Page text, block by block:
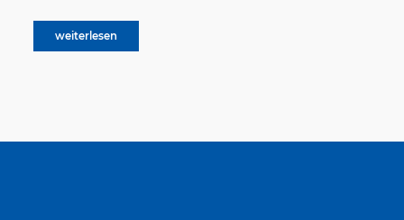
weiterlesen